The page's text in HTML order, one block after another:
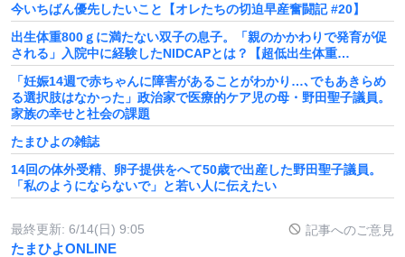
今いちばん優先したいこと【オレたちの切迫早産奮闘記 #20】
出生体重800ｇに満たない双子の息子。「親のかかわりで発育が促
される」入院中に経験したNIDCAPとは？【超低出生体重…
「妊娠14週で赤ちゃんに障害があることがわかり…､でもあきらめ
る選択肢はなかった」政治家で医療的ケア児の母・野田聖子議員。
家族の幸せと社会の課題
たまひよの雑誌
14回の体外受精、卵子提供をへて50歳で出産した野田聖子議員。
「私のようにならないで」と若い人に伝えたい
最終更新: 6/14(日) 9:05 記事へのご意見
たまひよONLINE